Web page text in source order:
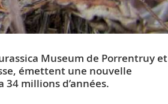
Museum de Porrentruy et
émettent une nouvelle
millions d’années.